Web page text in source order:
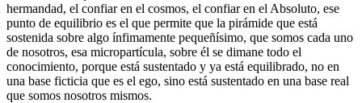
hermandad, el confiar en el cosmos, el confiar en el Absoluto, ese
punto de equilibrio es el que permite que la pirámide que está
sostenida sobre algo ínfimamente pequeñísimo, que somos cada uno
de nosotros, esa micropartícula, sobre él se dimane todo el
conocimiento, porque está sustentado y ya está equilibrado, no en
una base ficticia que es el ego, sino está sustentado en una base real
que somos nosotros mismos.